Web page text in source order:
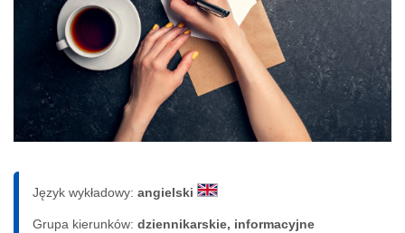
Język wykładowy: angielski
Grupa kierunków: dziennikarskie, informacyjne